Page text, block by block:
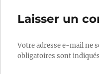
Laisser un
Votre adresse e-mail ne
obligatoires sont